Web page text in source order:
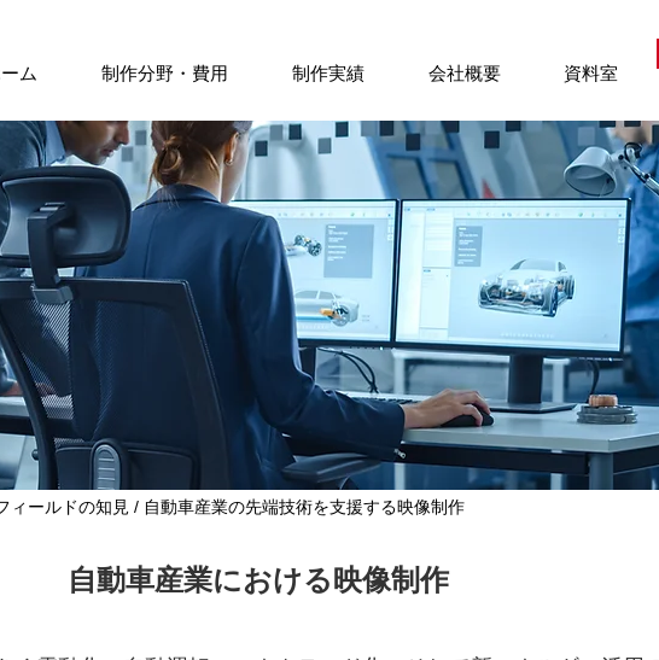
ム 制作分野・費用 制作実績 会社概要 資料室
ィールドの知見 / 自動車産業の先端技術を支援する映像制作
自動車産業における映像制作